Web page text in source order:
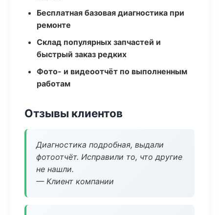
Бесплатная базовая диагностика при
ремонте
Склад популярных запчастей и
быстрый заказ редких
Фото- и видеоотчёт по выполненным
работам
Отзывы клиентов
Диагностика подробная, выдали
фотоотчёт. Исправили то, что другие
не нашли.
— Клиент компании